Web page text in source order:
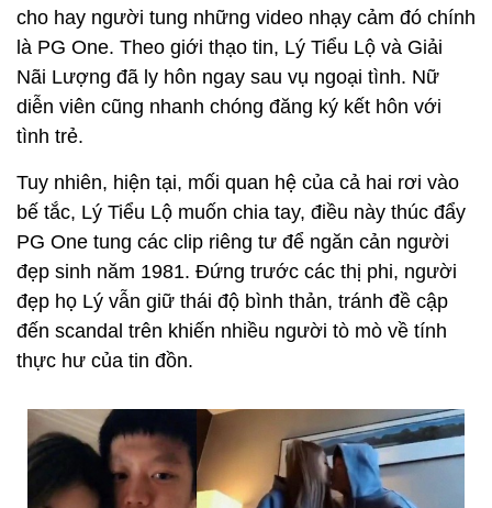
cho hay người tung những video nhạy cảm đó chính
là PG One. Theo giới thạo tin, Lý Tiểu Lộ và Giải
Nãi Lượng đã ly hôn ngay sau vụ ngoại tình. Nữ
diễn viên cũng nhanh chóng đăng ký kết hôn với
tình trẻ.
Tuy nhiên, hiện tại, mối quan hệ của cả hai rơi vào
bế tắc, Lý Tiểu Lộ muốn chia tay, điều này thúc đẩy
PG One tung các clip riêng tư để ngăn cản người
đẹp sinh năm 1981. Đứng trước các thị phi, người
đẹp họ Lý vẫn giữ thái độ bình thản, tránh đề cập
đến scandal trên khiến nhiều người tò mò về tính
thực hư của tin đồn.